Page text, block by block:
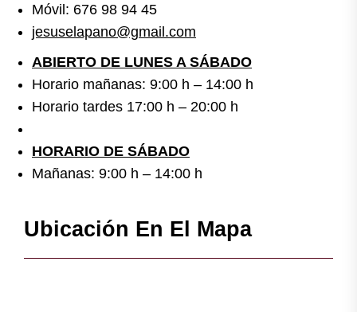
Móvil: 676 98 94 45
jesuselapano@gmail.com
ABIERTO DE LUNES A SÁBADO
Horario mañanas: 9:00 h – 14:00 h
Horario tardes 17:00 h – 20:00 h
HORARIO DE SÁBADO
Mañanas: 9:00 h – 14:00 h
Ubicación En El Mapa